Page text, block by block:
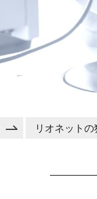
リオネット